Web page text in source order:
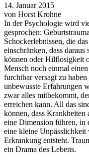
14. Januar 2015
von Horst Krohne
In der Psychologie wird
gesprochen:
Schockerlebnissen, die
einschränken, dass
können oder Hilflosigkeit
Mensch noch einmal
furchtbar versagt zu
unbewusste Erfahrungen
zwar alles mitbekommt,
erreichen kann. All das
können, dass Krankheiten
eine Dimension führen, in
eine kleine Unpässlichkeit
Erkrankung entsteht.
ein Drama des Lebens.